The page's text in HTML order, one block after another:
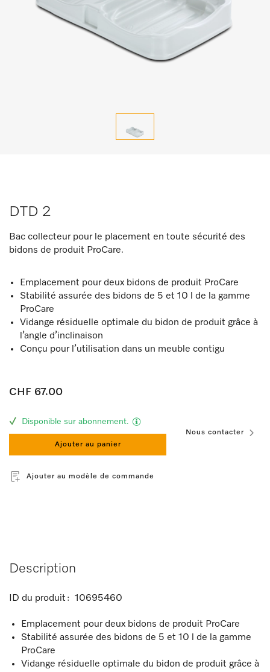
DTD 2
Bac collecteur pour le placement en toute sécurité des
bidons de produit ProCare.
Emplacement pour deux bidons de produit ProCare
Stabilité assurée des bidons de 5 et 10 l de la gamme
ProCare
Vidange résiduelle optimale du bidon de produit grâce à
l’angle d’inclinaison
Conçu pour l’utilisation dans un meuble contigu
CHF 67.00
Disponible sur abonnement.
Ajouter au panier
Nous contacter
Ajouter au modèle de commande
Description
ID du produit : 10695460
Emplacement pour deux bidons de produit ProCare
Stabilité assurée des bidons de 5 et 10 l de la gamme
ProCare
Vidange résiduelle optimale du bidon de produit grâce à